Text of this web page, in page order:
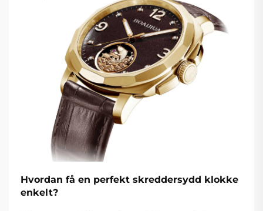
Hvordan få en perfekt skreddersydd klokke
enkelt?